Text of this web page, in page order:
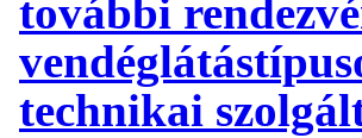
további
technikai